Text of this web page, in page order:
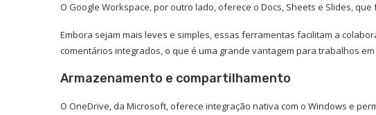
O Google Workspace, por outro lado, oferece o Docs, Sheets e Slides,
Embora sejam mais leves e simples, essas ferramentas facilitam a
comentários integrados, o que é uma grande vantagem para trabalhos
Armazenamento e compartilhamento
O OneDrive, da Microsoft, oferece integração nativa com o Windows e